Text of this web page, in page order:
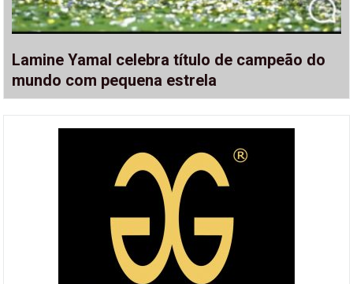
Lamine Yamal celebra título de campeão do
mundo com pequena estrela